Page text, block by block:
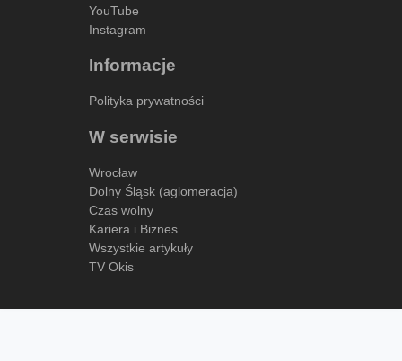
YouTube
Instagram
Informacje
Polityka prywatności
W serwisie
Wrocław
Dolny Śląsk (aglomeracja)
Czas wolny
Kariera i Biznes
Wszystkie artykuły
TV Okis